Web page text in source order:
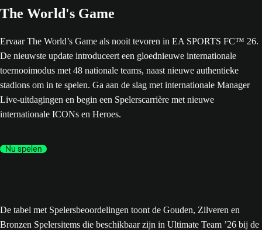
The World's Game
Ervaar The World’s Game als nooit tevoren in EA SPORTS FC™ 26.
De nieuwste update introduceert een gloednieuwe internationale
toernooimodus met 48 nationale teams, naast nieuwe authentieke
stadions om in te spelen. Ga aan de slag met internationale Manager
Live-uitdagingen en begin een Spelerscarrière met nieuwe
internationale ICONs en Heroes.
Nu spelen
De tabel met Spelersbeoordelingen toont de Gouden, Zilveren en
Bronzen Spelersitems die beschikbaar zijn in Ultimate Team ’26 bij de